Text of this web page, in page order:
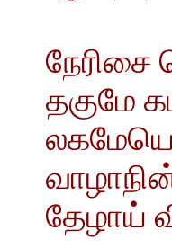
தகுமே
தேழாய்